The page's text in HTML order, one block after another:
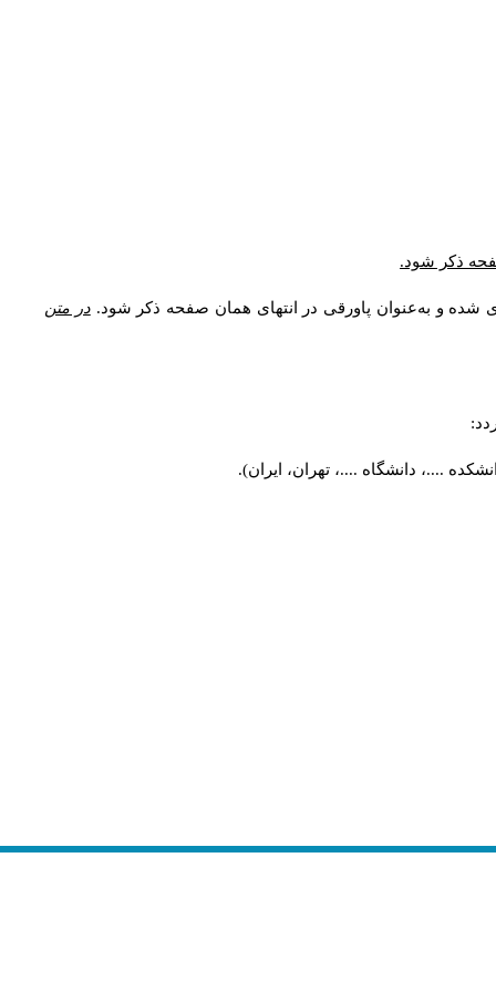
ذکر شود.
شده و به‌عنوان پاورقی در انتهای همان صفحه ذکر شود. در متن
....، دانشگاه ....، تهران، ایران).